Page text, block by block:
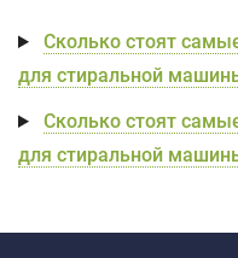
Сколько стоят
для стиральной
Сколько стоят
для стиральной